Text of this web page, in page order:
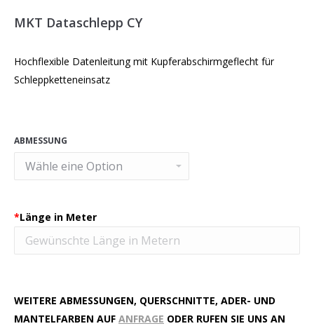
MKT Dataschlepp CY
Hochflexible Datenleitung mit Kupferabschirmgeflecht für
Schleppketteneinsatz
ABMESSUNG
*Länge in Meter
WEITERE ABMESSUNGEN, QUERSCHNITTE, ADER- UND
MANTELFARBEN AUF ANFRAGE ODER RUFEN SIE UNS AN